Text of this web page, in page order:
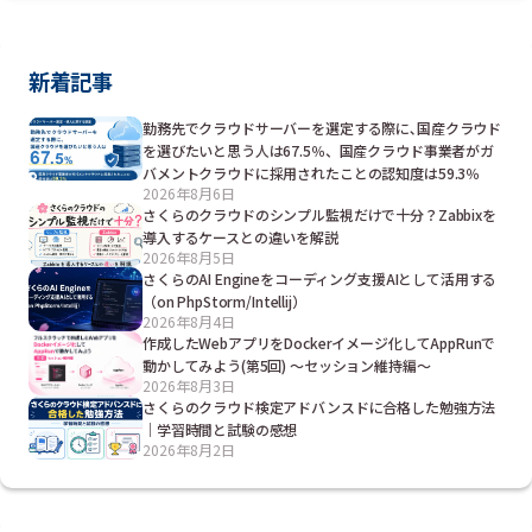
新着記事
勤務先でクラウドサーバーを選定する際に､国産クラウド
を選びたいと思う人は67.5％、国産クラウド事業者がガ
バメントクラウドに採用されたことの認知度は59.3％
2026年8月6日
さくらのクラウドのシンプル監視だけで十分？Zabbixを
導入するケースとの違いを解説
2026年8月5日
さくらのAI Engineをコーディング支援AIとして活用する
（on PhpStorm/Intellij）
2026年8月4日
作成したWebアプリをDockerイメージ化してAppRunで
動かしてみよう(第5回) ～セッション維持編～
2026年8月3日
さくらのクラウド検定アドバンスドに合格した勉強方法
｜学習時間と試験の感想
2026年8月2日